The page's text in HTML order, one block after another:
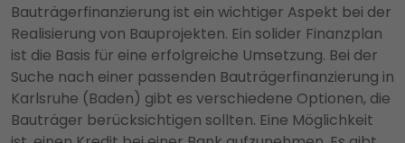
Bauträgerfinanzierung ist ein wichtiger Aspekt bei der
Realisierung von Bauprojekten. Ein solider Finanzplan
ist die Basis für eine erfolgreiche Umsetzung. Bei der
Suche nach einer passenden Bauträgerfinanzierung in
Karlsruhe (Baden) gibt es verschiedene Optionen, die
Bauträger berücksichtigen sollten. Eine Möglichkeit